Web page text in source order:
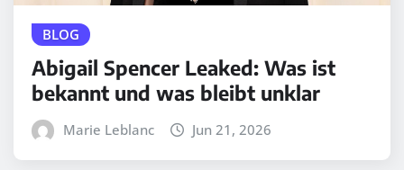
BLOG
Abigail Spencer Leaked: Was ist
bekannt und was bleibt unklar
Marie Leblanc Jun 21, 2026